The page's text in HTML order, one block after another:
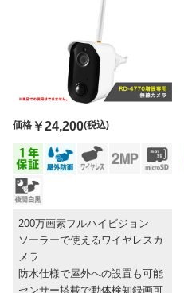
価格 ￥24,200(税込)
200万画素フルハイビジョン
ソーラーで使えるワイヤレスカ
メラ
防水仕様で屋外への設置も可能
センサー搭載で動体検知録画可